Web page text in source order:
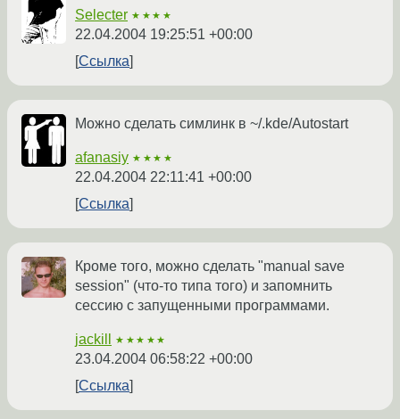
Selecter ★★★★
22.04.2004 19:25:51 +00:00
Ссылка
Можно сделать симлинк в ~/.kde/Autostart
afanasiy ★★★★
22.04.2004 22:11:41 +00:00
Ссылка
Кроме того, можно сделать "manual save
session" (что-то типа того) и запомнить
сессию с запущенными программами.
jackill ★★★★★
23.04.2004 06:58:22 +00:00
Ссылка